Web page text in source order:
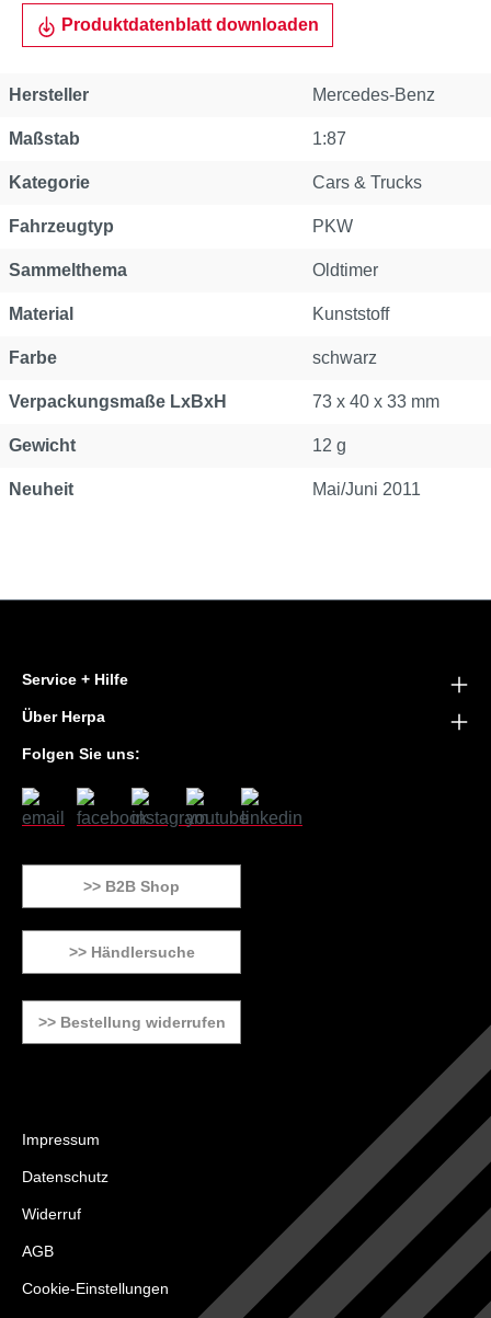
Produktdatenblatt downloaden
Hersteller Mercedes-Benz
Maßstab 1:87
Kategorie Cars & Trucks
Fahrzeugtyp PKW
Sammelthema Oldtimer
Material Kunststoff
Farbe schwarz
Verpackungsmaße LxBxH 73 x 40 x 33 mm
Gewicht 12 g
Neuheit Mai/Juni 2011
Service + Hilfe
Über Herpa
Folgen Sie uns:
>> B2B Shop
>> Händlersuche
>> Bestellung widerrufen
Impressum
Datenschutz
Widerruf
AGB
Cookie-Einstellungen